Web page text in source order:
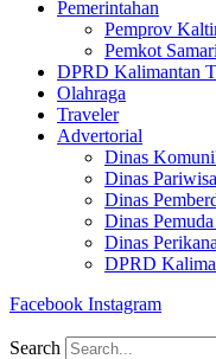
Pemerintahan
Pemprov
Pemkot
DPRD Kalimantan
Olahraga
Traveler
Advertorial
Dinas
Dinas
Dinas
Dinas
Dinas
DPRD
Facebook Instagram
Search